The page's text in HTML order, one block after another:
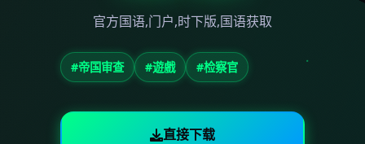
官方国语,门户,时下版,国语获取
#帝国审查 #遊戲 #检察官
直接下载